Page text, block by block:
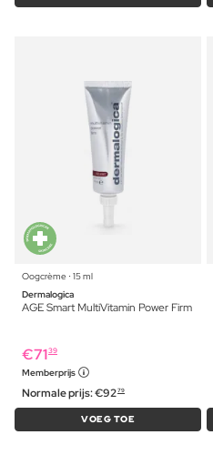
Oogcrème ⋅ 15 ml
Dermalogica
AGE Smart MultiVitamin Power Firm
€7139
Memberprijs
Normale prijs:€9279
VOEG TOE